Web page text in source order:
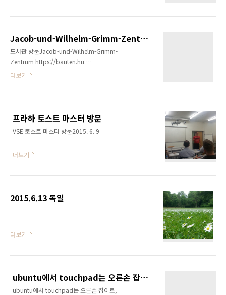
Jacob-und-Wilhelm-Grimm-Zentrum 도서관
도서관 방문Jacob-und-Wilhelm-Grimm-
Zentrum https://bauten.hu-
berlin.de/de/grimm/
더보기
프라하 토스트 마스터 방문
VSE 토스트 마스터 방문2015. 6. 9
더보기
2015.6.13 독일
더보기
ubuntu에서 touchpad는 오른손 잡이로, mouse는 왼손 잡이로 설정하기
ubuntu에서 touchpad는 오른손 잡이로,